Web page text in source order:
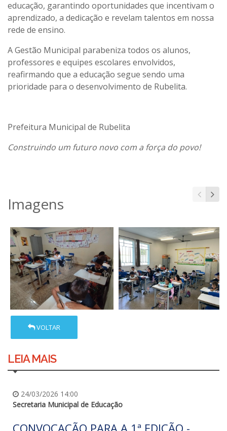
educação, garantindo oportunidades que incentivam o
aprendizado, a dedicação e revelam talentos em nossa
rede de ensino.
A Gestão Municipal parabeniza todos os alunos,
professores e equipes escolares envolvidos,
reafirmando que a educação segue sendo uma
prioridade para o desenvolvimento de Rubelita.
Prefeitura Municipal de Rubelita
Construindo um futuro novo com a força do povo!
Imagens
VOLTAR
LEIA MAIS
24/03/2026 14:00
Secretaria Municipal de Educação